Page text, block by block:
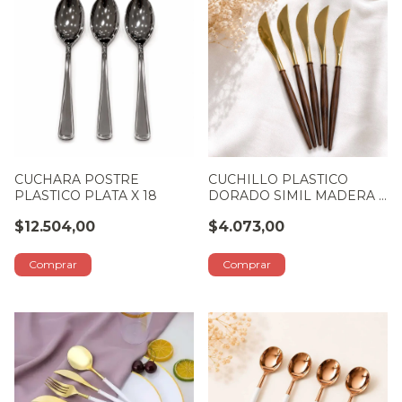
CUCHARA POSTRE
PLASTICO PLATA X 18
$12.504,00
CUCHILLO PLASTICO
DORADO SIMIL MADERA X
$4.073,00